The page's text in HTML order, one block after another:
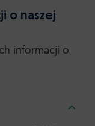
o naszej
informacji o